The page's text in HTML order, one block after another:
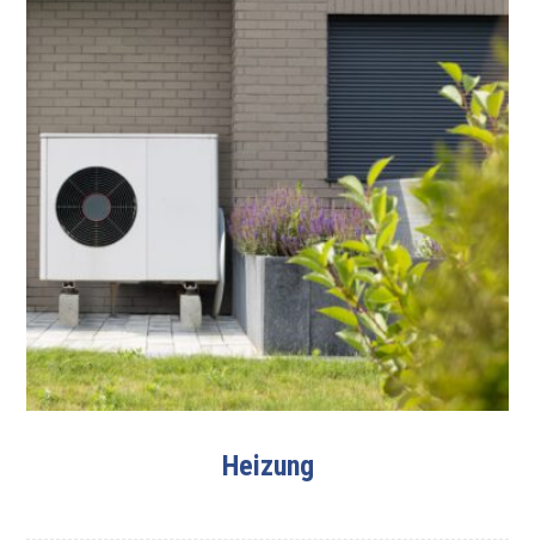
Heizung